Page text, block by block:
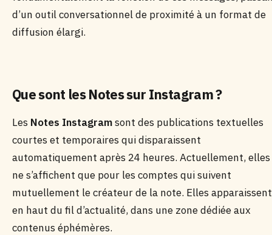
d’un outil conversationnel de proximité à un format de
diffusion élargi.
Que sont les Notes sur Instagram ?
Les Notes Instagramsont des publications textuelles
courtes et temporaires qui disparaissent
automatiquement après 24 heures. Actuellement, elles
ne s’affichent que pour les comptes qui suivent
mutuellement le créateur de la note. Elles apparaissent
en haut du fil d’actualité, dans une zone dédiée aux
contenus éphémères.